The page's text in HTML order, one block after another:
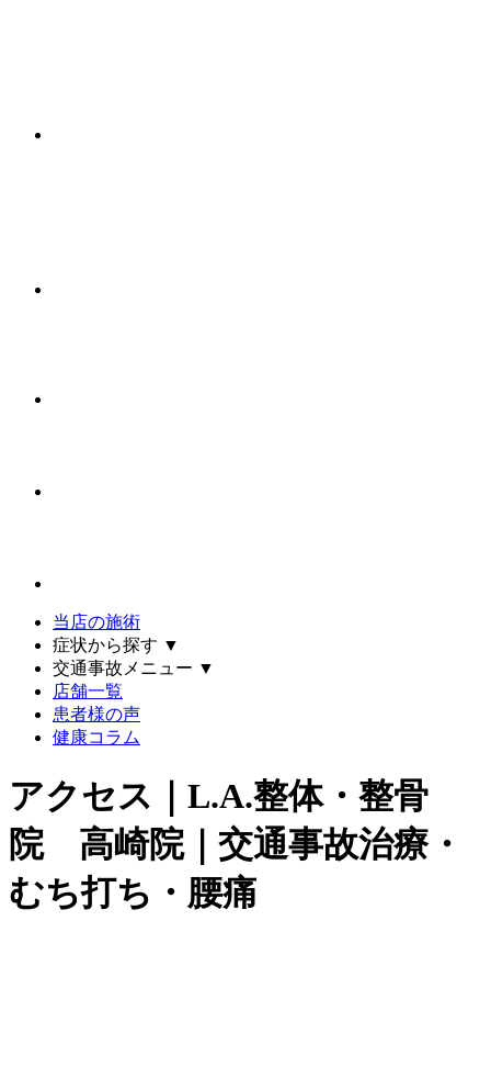
当店の施術
症状から探す ▼
交通事故メニュー ▼
店舗一覧
患者様の声
健康コラム
アクセス｜L.A.整体・整骨
院 高崎院｜交通事故治療・
むち打ち・腰痛